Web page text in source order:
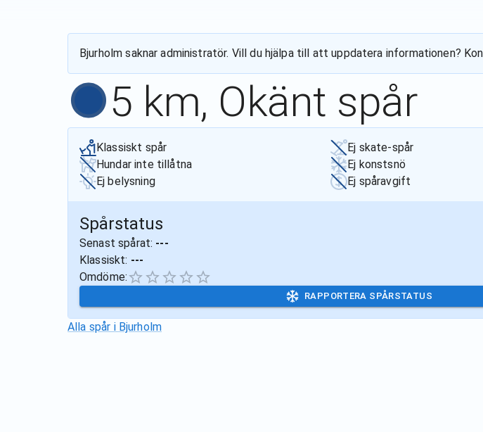
Bjurholm saknar administratör. Vill du hjälpa till att uppdatera informationen?
5 km, Okänt spår
Klassiskt spår
Ej skate-spår
Hundar inte tillåtna
Ej konstsnö
Ej belysning
Ej spåravgift
Spårstatus
Senast spårat: ---
Klassiskt: ---
Omdöme:
RAPPORTERA SPÅRSTATUS
Alla spår i Bjurholm